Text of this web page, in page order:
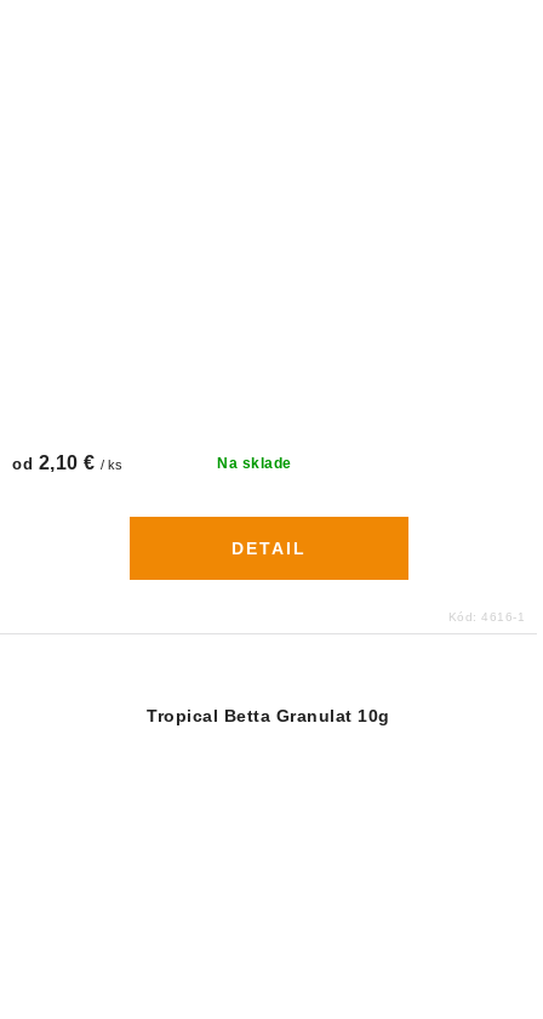
Na sklade
od 2,10 € / ks
DETAIL
Kód: 4616-1
Tropical Betta Granulat 10g